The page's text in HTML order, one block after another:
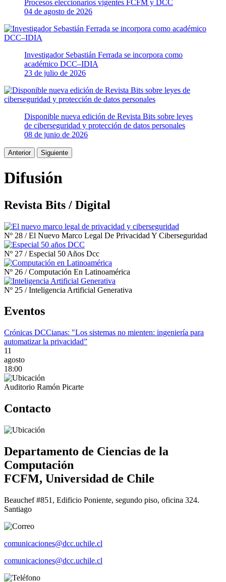
Procesos eleccionarios vigentes FCFM y DCC
04 de agosto de 2026
Investigador Sebastián Ferrada se incorpora como
académico DCC–IDIA
23 de julio de 2026
Disponible nueva edición de Revista Bits sobre leyes
de ciberseguridad y protección de datos personales
08 de junio de 2026
Anterior Siguiente
Difusión
Revista Bits / Digital
Nº 28 /El Nuevo Marco Legal De Privacidad Y Ciberseguridad
Nº 27 /Especial 50 Años Dcc
Nº 26 /Computación En Latinoamérica
Nº 25 /Inteligencia Artificial Generativa
Eventos
Crónicas DCCianas: "Los sistemas no mienten: ingeniería para
automatizar la privacidad”
11
agosto
18:00
Auditorio Ramón Picarte
Contacto
Departamento de Ciencias de la
Computación
FCFM, Universidad de Chile
Beauchef #851, Edificio Poniente, segundo piso, oficina 324.
Santiago
comunicaciones@dcc.uchile.cl
comunicaciones@dcc.uchile.cl